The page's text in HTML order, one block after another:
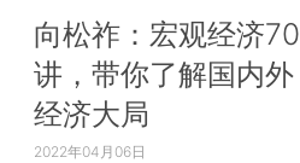
向松祚：宏观经济70
讲，带你了解国内外
经济大局
2022年04月06日